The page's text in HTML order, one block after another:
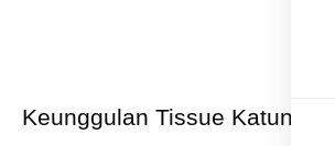
Keunggulan Tissue Katun